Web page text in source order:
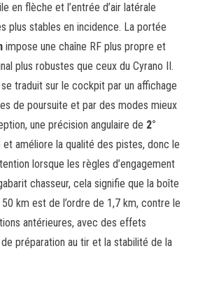
en flèche et l’entrée d’air latérale
plus stables en incidence. La portée
impose une chaîne RF plus propre et
plus robustes que ceux du Cyrano II.
traduit sur le cockpit par un affichage
de poursuite et par des modes mieux
une précision angulaire de 2°
et améliore la qualité des pistes, donc le
lorsque les règles d’engagement
chasseur, cela signifie que la boîte
km est de l’ordre de 1,7 km, contre le
antérieures, avec des effets
préparation au tir et la stabilité de la